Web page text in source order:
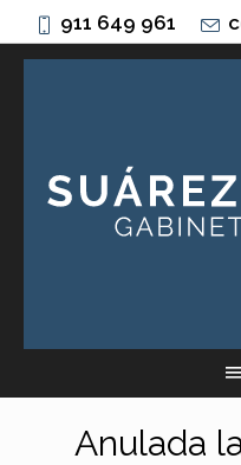
911 649 961
Anulada